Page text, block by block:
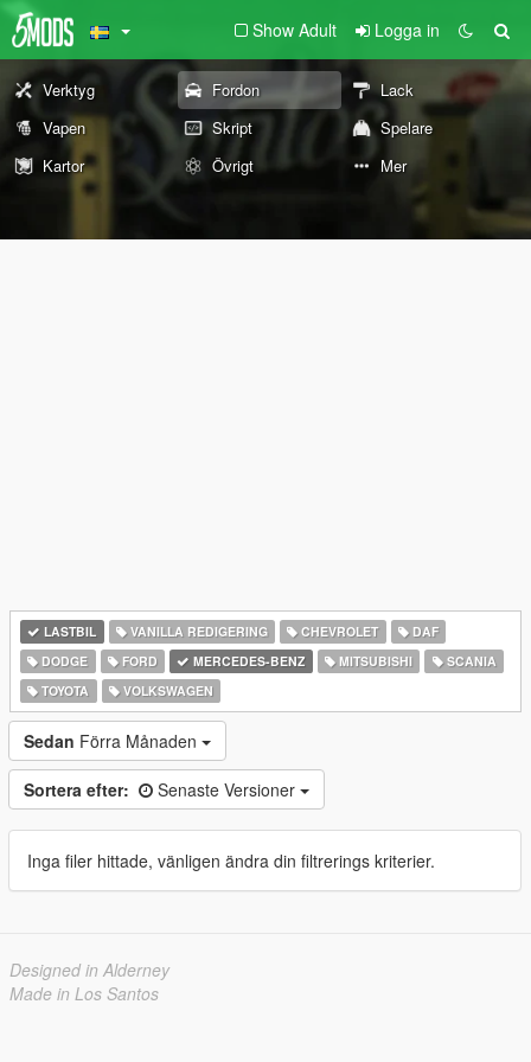
Show Adult Logga in
Verktyg Fordon
Lack
Vapen
Skript
Spelare
Kartor
Övrigt Mer
LASTBIL VANILLA REDIGERING CHEVROLET
DAF
DODGE
FORD MERCEDES-BENZ MITSUBISHI
SCANIA
TOYOTA
VOLKSWAGEN
Sedan Förra Månaden
Sortera efter: Senaste Versioner
Inga filer hittade, vänligen ändra din filtrerings kriterier.
Designed in Alderney
Made in Los Santos